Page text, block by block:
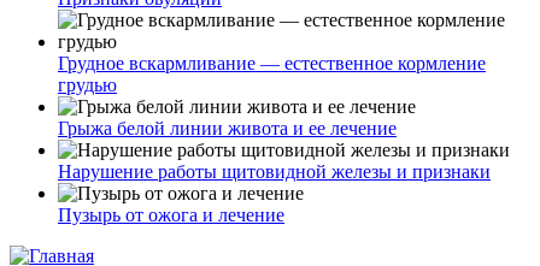
Грудное вскармливание — естественное кормление
грудью
Грыжа белой линии живота и ее лечение
Нарушение работы щитовидной железы и признаки
Пузырь от ожога и лечение